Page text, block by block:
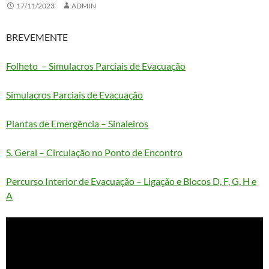
17/11/2023 ADMIN
BREVEMENTE
Folheto – Simulacros Parciais de Evacuação
Simulacros Parciais de Evacuação
Plantas de Emergência – Sinaleiros
S. Geral – Circulação no Ponto de Encontro
Percurso Interior de Evacuação – Ligação e Blocos D, F, G, H e
A